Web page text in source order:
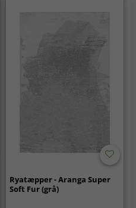
Ryatæpper - Aranga Super
Soft Fur (grå)